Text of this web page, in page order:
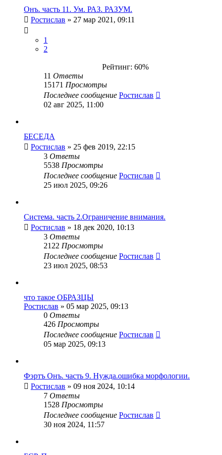
Онъ. часть 11. Ум. РАЗ. РАЗУМ.
Ростислав » 27 мар 2021, 09:11
1
2
Рейтинг: 60%
11 Ответы
15171 Просмотры
Последнее сообщение Ростислав
02 авг 2025, 11:00
БЕСЕДА
Ростислав » 25 фев 2019, 22:15
3 Ответы
5538 Просмотры
Последнее сообщение Ростислав
25 июл 2025, 09:26
Система. часть 2.Ограничение внимания.
Ростислав » 18 дек 2020, 10:13
3 Ответы
2122 Просмотры
Последнее сообщение Ростислав
23 июл 2025, 08:53
что такое ОБРАЗЦЫ
Ростислав » 05 мар 2025, 09:13
0 Ответы
426 Просмотры
Последнее сообщение Ростислав
05 мар 2025, 09:13
Фэртъ Онъ. часть 9. Нужда.ошибка морфологии.
Ростислав » 09 ноя 2024, 10:14
7 Ответы
1528 Просмотры
Последнее сообщение Ростислав
30 ноя 2024, 11:57